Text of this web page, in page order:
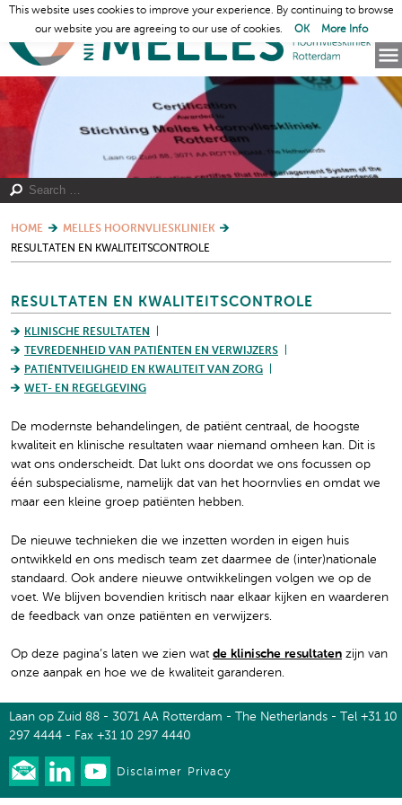
HOME
MELLES HOORNVLIESKLINIEK
RESULTATEN EN KWALITEITSCONTROLE
RESULTATEN EN KWALITEITSCONTROLE
KLINISCHE RESULTATEN
TEVREDENHEID VAN PATIËNTEN EN VERWIJZERS
PATIËNTVEILIGHEID EN KWALITEIT VAN ZORG
WET- EN REGELGEVING
De modernste behandelingen, de patiënt centraal, de hoogste
kwaliteit en klinische resultaten waar niemand omheen kan. Dit is
wat ons onderscheidt. Dat lukt ons doordat we ons focussen op
één subspecialisme, namelijk dat van het hoornvlies en omdat we
maar een kleine groep patiënten hebben.
De nieuwe technieken die we inzetten worden in eigen huis
ontwikkeld en ons medisch team zet daarmee de (inter)nationale
standaard. Ook andere nieuwe ontwikkelingen volgen we op de
voet. We blijven bovendien kritisch naar elkaar kijken en waarderen
de feedback van onze patiënten en verwijzers.
Op deze pagina’s laten we zien wat de klinische resultaten zijn van
onze aanpak en hoe we de kwaliteit garanderen.
Laan op Zuid 88 - 3071 AA Rotterdam - The Netherlands - Tel +31 10
297 4444 - Fax +31 10 297 4440
Disclaimer Privacy
This website uses cookies to improve your experience. By continuing to browse
our website you are agreeing to our use of cookies.
OK More Info